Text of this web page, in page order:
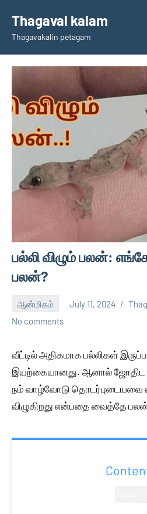
content
Thagaval kalam
Thagavakalin petagam
பல்லி விழும் பலன்:
பலன்?
ஆன்மிகம் July 11, 2024
No comments
வீட்டில் அதிகமாக பல்லிகள்
இயற்கையானது. ஆனால் ஜோதிட
நம் வாழ்வோடு தொடர்புடையவை
விழுகிறது என்பதை வைத்தே